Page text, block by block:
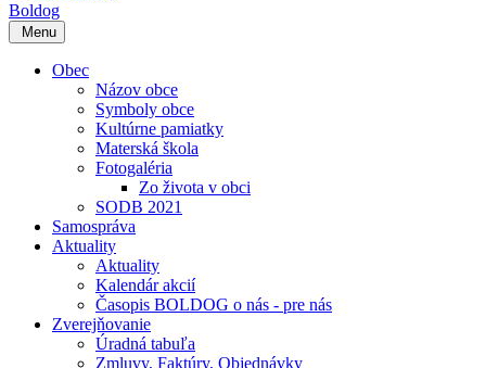
Boldog
Menu
Obec
Názov obce
Symboly obce
Kultúrne pamiatky
Materská škola
Fotogaléria
Zo života v obci
SODB 2021
Samospráva
Aktuality
Aktuality
Kalendár akcií
Časopis BOLDOG o nás - pre nás
Zverejňovanie
Úradná tabuľa
Zmluvy, Faktúry, Objednávky